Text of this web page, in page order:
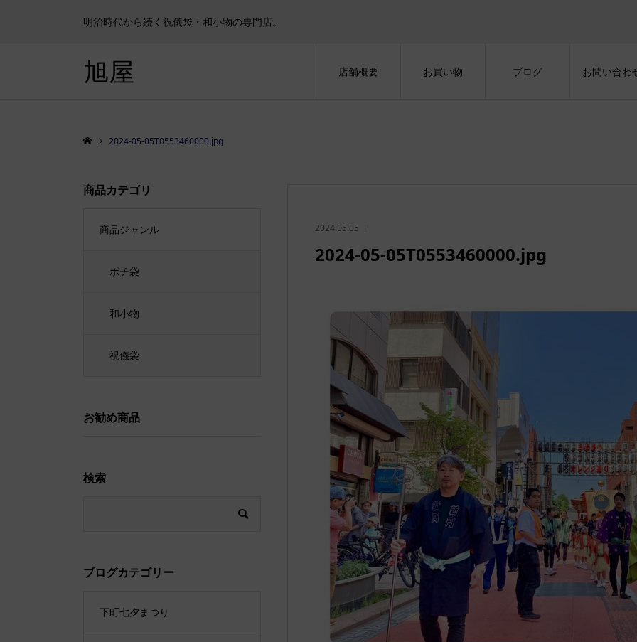
明治時代から続く祝儀袋・和小物の専門店。
旭屋 店舗概要 お買い物 ブログ お問い合わ
2024-05-05T0553460000.jpg
2024.05.05
2024-05-05T0553460000.jpg
商品カテゴリ
商品ジャンル
ポチ袋
和小物
祝儀袋
お勧め商品
検索
ブログカテゴリー
下町七夕まつり